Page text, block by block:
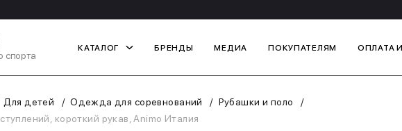
спорта
КАТАЛОГ БРЕНДЫ МЕДИА ПОКУПАТЕЛЯМ ОПЛАТА
Для детей Одежда для соревнований
Рубашки и поло
короткий рукав, Animo Италия